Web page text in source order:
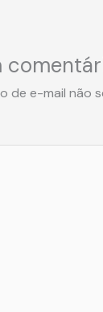
de e-mail não